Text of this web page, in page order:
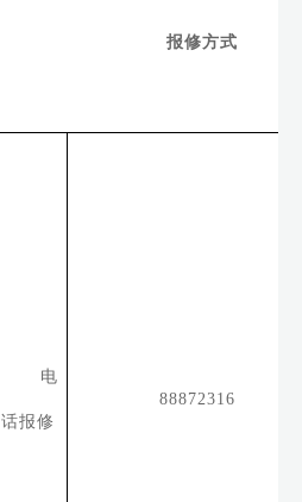
报修方式
电
话报修
88872316